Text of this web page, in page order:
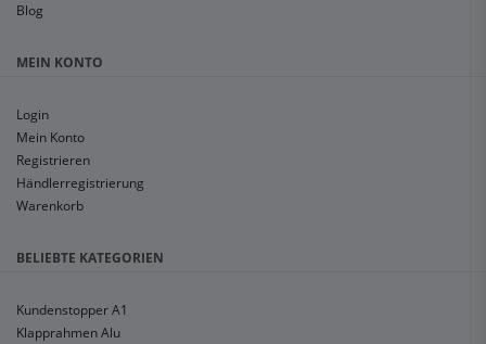
Blog
MEIN KONTO
Login
Mein Konto
Registrieren
Händlerregistrierung
Warenkorb
BELIEBTE KATEGORIEN
Kundenstopper A1
Klapprahmen Alu